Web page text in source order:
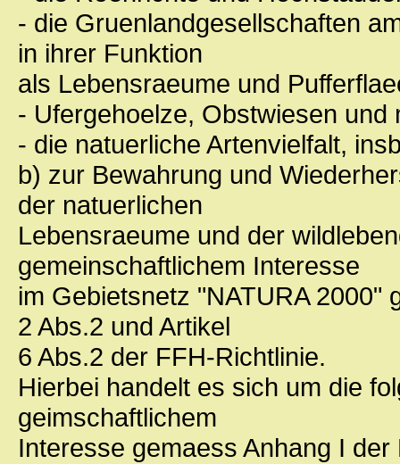
- die Gruenlandgesellschaften
in ihrer Funktion
als Lebensraeume und
- Ufergehoelze, Obstwiesen
- die natuerliche Artenvielfalt,
b) zur Bewahrung und
der natuerlichen
Lebensraeume und der
gemeinschaftlichem Interesse
im Gebietsnetz "NATURA 2000"
2 Abs.2 und Artikel
6 Abs.2 der FFH-Richtlinie.
Hierbei handelt es sich um die
geimschaftlichem
Interesse gemaess Anhang I